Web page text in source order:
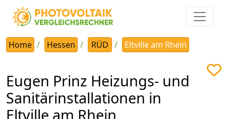
Home Hessen RÜD Eltville am Rhein
Eugen Prinz Heizungs- und
Sanitärinstallationen in
Eltville am Rhein